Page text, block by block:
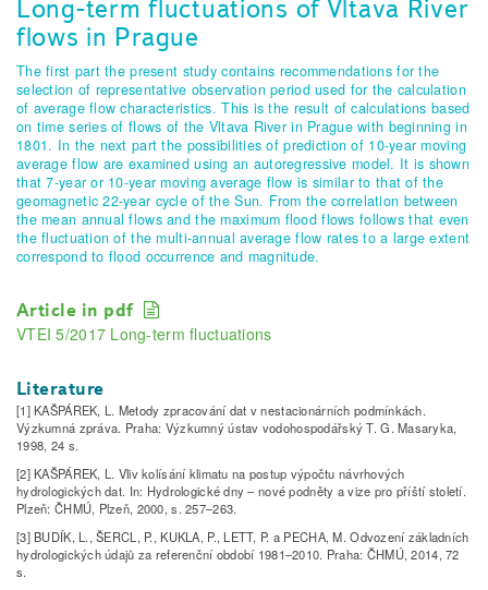
Long-term fluctuations of Vltava River
flows in Prague
The first part the present study contains recommendations for the
selection of representative observation period used for the calculation
of average flow characteristics. This is the result of calculations based
on time series of flows of the Vltava River in Prague with beginning in
1801. In the next part the possibilities of prediction of 10-year moving
average flow are examined using an autoregressive model. It is shown
that 7-year or 10-year moving average flow is similar to that of the
geomagnetic 22-year cycle of the Sun. From the correlation between
the mean annual flows and the maximum flood flows follows that even
the fluctuation of the multi-annual average flow rates to a large extent
correspond to flood occurrence and magnitude.
Article in pdf
VTEI 5/2017 Long-term fluctuations
Literature
[1] KAŠPÁREK, L. Metody zpracování dat v nestacionárních podmínkách.
Výzkumná zpráva. Praha: Výzkumný ústav vodohospodářský T. G. Masaryka,
1998, 24 s.
[2] KAŠPÁREK, L. Vliv kolísání klimatu na postup výpočtu návrhových
hydrologických dat. In: Hydrologické dny – nové podněty a vize pro příští století.
Plzeň: ČHMÚ, Plzeň, 2000, s. 257–263.
[3] BUDÍK, L., ŠERCL, P., KUKLA, P., LETT, P. a PECHA, M. Odvození základních
hydrologických údajů za referenční období 1981–2010. Praha: ČHMÚ, 2014, 72
s.